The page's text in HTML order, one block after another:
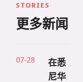
STORIES
更多新闻
07-28
在悉
尼华